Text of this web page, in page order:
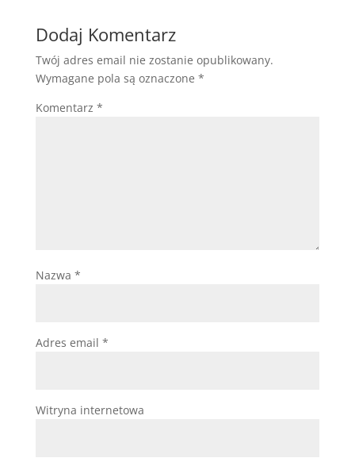
Dodaj Komentarz
Twój adres email nie zostanie opublikowany.
Wymagane pola są oznaczone *
Komentarz *
Nazwa *
Adres email *
Witryna internetowa